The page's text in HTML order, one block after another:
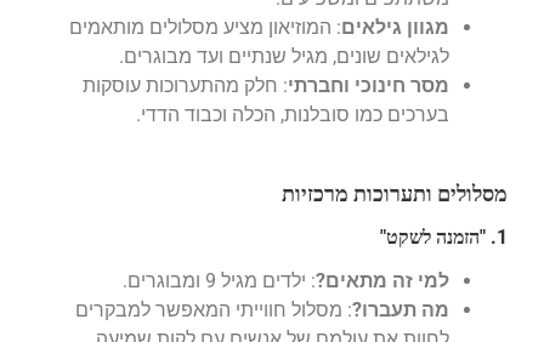
מגוון גילאים: המוזיאון מציע מסלולים מותאמים
לגילאים שונים, מגיל שנתיים ועד מבוגרים.
מסר חינוכי וחברתי: חלק מהתערוכות עוסקות
בערכים כמו סובלנות, הכלה וכבוד הדדי.
מסלולים ותערוכות מרכזיות
1. "הזמנה לשקט"
למי זה מתאים?: ילדים מגיל 9 ומבוגרים.
מה תעברו?: מסלול חווייתי המאפשר למבקרים